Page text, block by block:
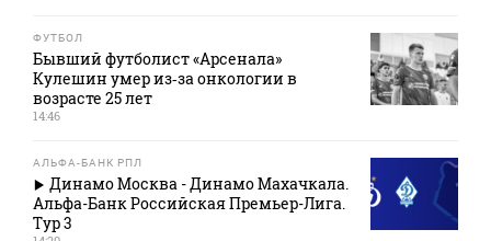
ФУТБОЛ
Бывший футболист «Арсенала»
Кулешин умер из‑за онкологии в
возрасте 25 лет
14:46
АЛЬФА-БАНК РПЛ
Динамо Москва - Динамо Махачкала.
Альфа-Банк Российская Премьер-Лига.
Тур 3